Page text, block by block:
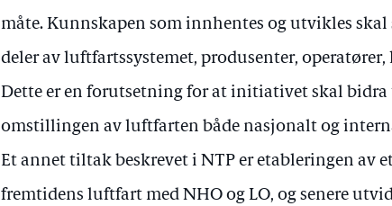
måte. Kunnskapen som innhentes og utvikles skal
deler av luftfartssystemet, produsenter,
Dette er en forutsetning for at initiativet skal
omstillingen av luftfarten både nasjonalt og
Et annet tiltak beskrevet i NTP er etableringen av
fremtidens luftfart med NHO og LO, og senere